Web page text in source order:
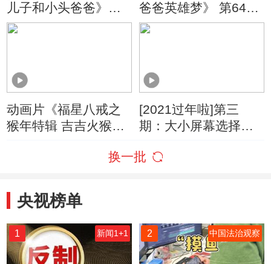
儿子和小头爸爸》
（第四季） 第341集
爸爸英雄梦》 第64集
大头孙悟空/河里的不
动画片《福星八戒之
猴年特辑 吉吉火猴
[2021过年啦]第三
期：大小屏幕选择多
换一批
央视榜单
1 新闻1+1 2 中国法治观察